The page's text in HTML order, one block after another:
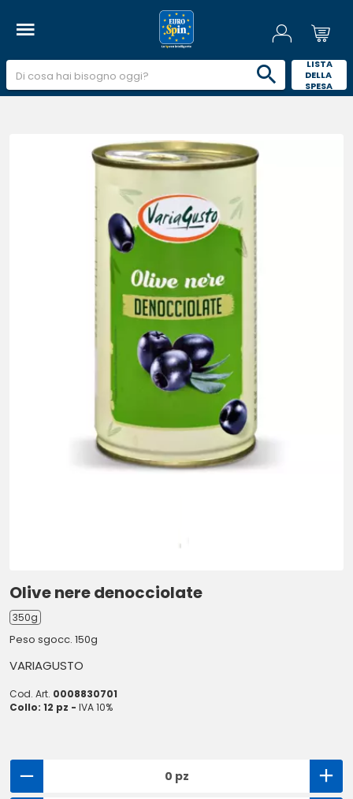
LISTA
DELLA
SPESA
Olive nere denocciolate
350g
Peso sgocc. 150g
VARIAGUSTO
Cod. Art. 0008830701
Collo: 12 pz - IVA 10%
0 pz